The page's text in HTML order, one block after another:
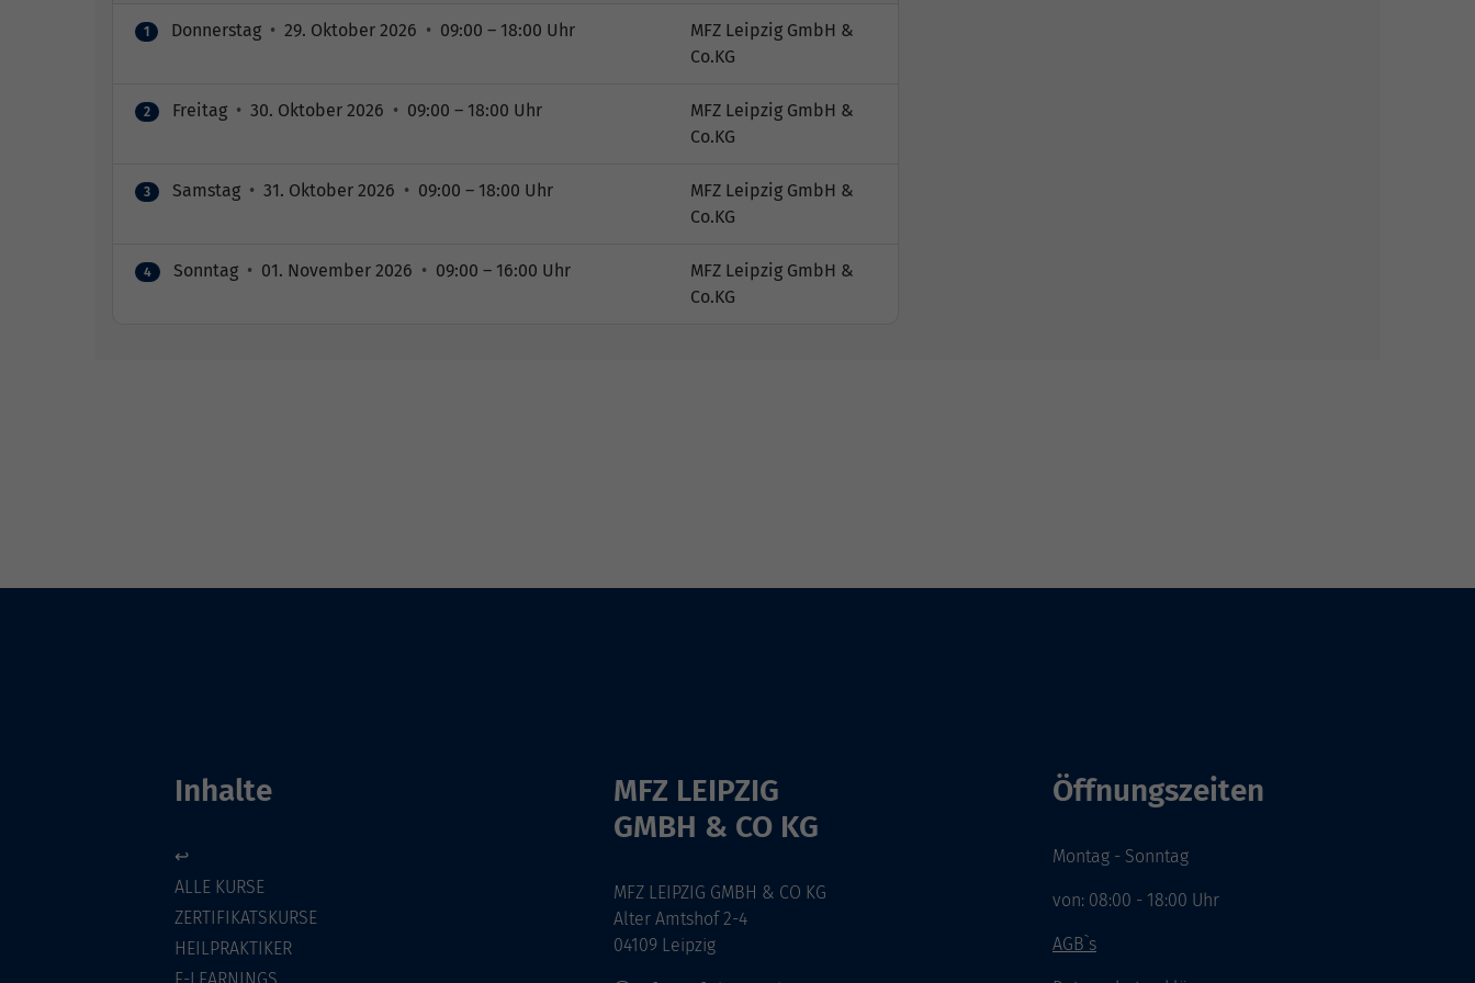
1 Donnerstag • 29. Oktober 2026 • 09:00 – 18:00 Uhr
MFZ Leipzig GmbH &
Co.KG
2 Freitag • 30. Oktober 2026 • 09:00 – 18:00 Uhr
MFZ Leipzig GmbH &
Co.KG
3 Samstag • 31. Oktober 2026 • 09:00 – 18:00 Uhr
MFZ Leipzig GmbH &
Co.KG
4 Sonntag • 01. November 2026 • 09:00 – 16:00 Uhr
MFZ Leipzig GmbH &
Co.KG
Inhalte
↩
ALLE KURSE
ZERTIFIKATSKURSE
HEILPRAKTIKER
MFZ LEIPZIG
GMBH & CO KG
MFZ LEIPZIG GMBH & CO KG
Alter Amtshof 2-4
04109 Leipzig
Öffnungszeiten
Montag - Sonntag
von: 08:00 - 18:00 Uhr
AGB`s